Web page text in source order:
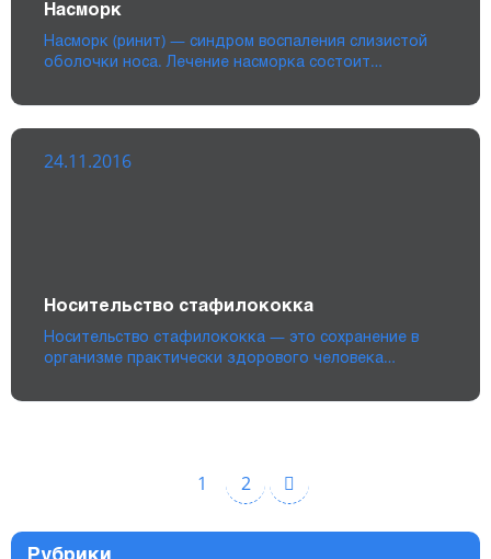
Насморк
Насморк (ринит) — синдром воспаления слизистой
оболочки носа. Лечение насморка состоит…
24.11.2016
Носительство стафилококка
Носительство стафилококка — это сохранение в
организме практически здорового человека…
1 2
Рубрики